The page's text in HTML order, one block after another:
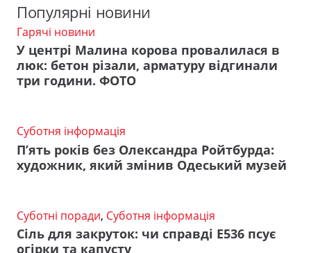
Популярні новини
Гарячі новини
У центрі Малина корова провалилася в
люк: бетон різали, арматуру відгинали
три години. ФОТО
Суботня інформація
П’ять років без Олександра Ройтбурда:
художник, який змінив Одеський музей
Суботні поради, Суботня інформація
Сіль для закруток: чи справді Е536 псує
огірки та капусту